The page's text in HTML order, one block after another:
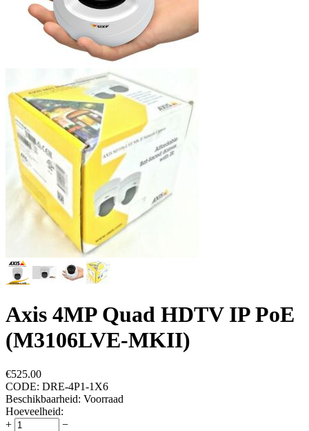
Axis 4MP Quad HDTV IP PoE
(M3106LVE-MKII)
€525.00
CODE: DRE-4P1-1X6
Beschikbaarheid: Voorraad
Hoeveelheid:
+
−